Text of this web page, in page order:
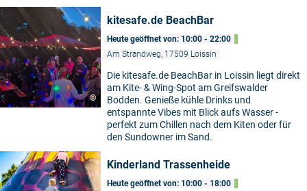
©
kitesafe.de BeachBar
Heute geöffnet von: 10:00 - 22:00
Am Strandweg, 17509 Loissin
Die kitesafe.de BeachBar in Loissin liegt direkt
am Kite- & Wing-Spot am Greifswalder
Bodden. Genieße kühle Drinks und
entspannte Vibes mit Blick aufs Wasser -
perfekt zum Chillen nach dem Kiten oder für
den Sundowner im Sand.
Kinderland Trassenheide
Heute geöffnet von: 10:00 - 18:00